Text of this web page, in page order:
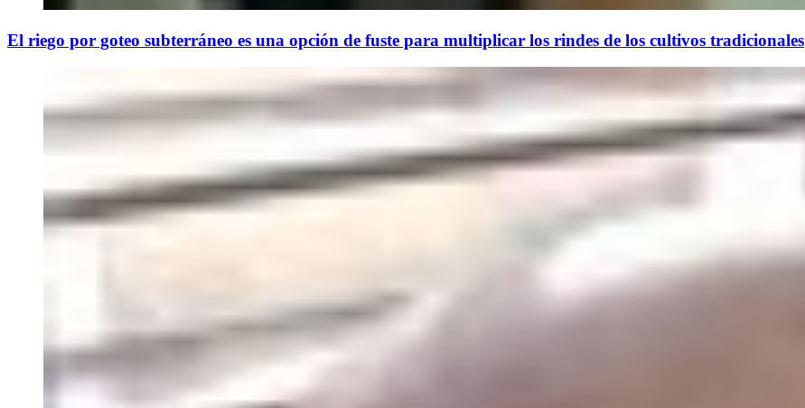
El riego por goteo subterráneo es una opción de fuste para multiplicar los rindes de los cultivos tradicionales